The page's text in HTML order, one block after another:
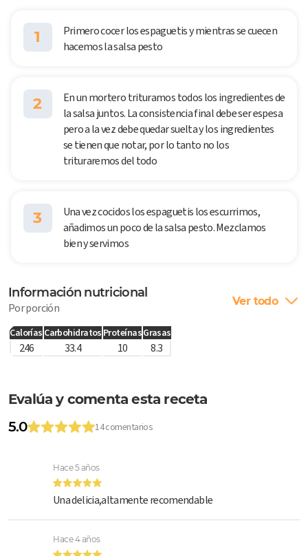
1
Primero cocer los espaguetis y mientras se cuecen
hacemos la salsa pesto
2
En un mortero trituramos todos los ingredientes de
la salsa juntos. La consistencia final debe ser espesa
pero a la vez debe quedar suelta y los ingredientes
se tienen que notar, por lo tanto no los
trituraremos del todo
3
Una vez cocidos los espaguetis los escurrimos,
añadimos un poco de la salsa pesto. Mezclamos
bien y servimos
Información nutricional
Por porción Ver todo
Calorías Carbohidratos ProteínasGrasas
246 33.4 10 8.3
Evalúa y comenta esta receta
5.0
14 comentarios
Hace 5 años
Una delicia,altamente recomendable
Hace 4 años